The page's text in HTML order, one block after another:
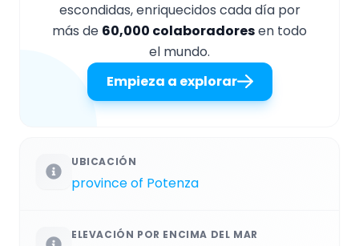
escondidas, enriquecidos cada día por
más de 60,000 colaboradoresen todo
el mundo.
Empieza a explorar
UBICACIÓN
province of Potenza
ELEVACIÓN POR ENCIMA DEL MAR